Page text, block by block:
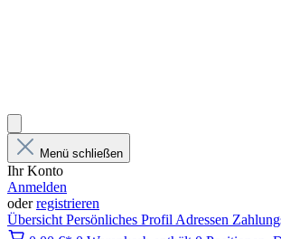
Menü schließen
Ihr Konto
Anmelden
oderregistrieren
Übersicht Persönliches Profil Adressen